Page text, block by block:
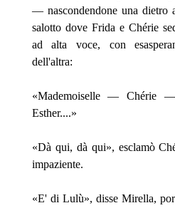
— nascondendone una
salotto dove Frida e Chérie
ad alta voce, con
dell'altra:
«Mademoiselle —
Esther....»
«Dà qui, dà qui», esclamò
impaziente.
«E' di Lulù», disse Mirella,